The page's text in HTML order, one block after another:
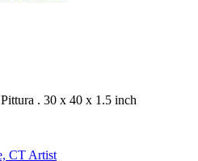
Pittura . 30 x 40 x 1.5 inch